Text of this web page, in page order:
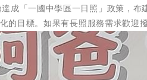
成「一國中學區一日照」政策，布
目標。如果有長照服務需求歡迎